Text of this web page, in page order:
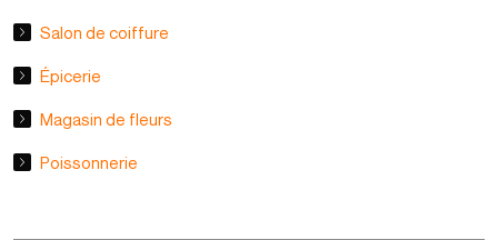
Salon de coiffure
Épicerie
Magasin de fleurs
Poissonnerie